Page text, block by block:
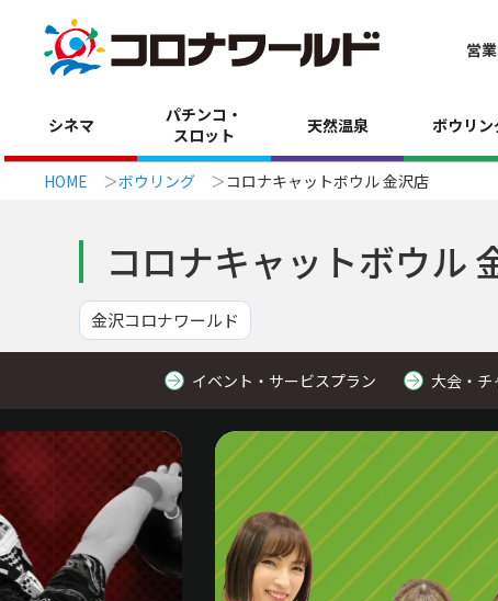
営
シネマ
パチンコ・
スロット
天然温泉 ボウリン
HOME ボウリング コロナキャットボウル 金沢店
コロナキャットボウル
金沢コロナワールド
イベント・サービスプラン 大会・チ